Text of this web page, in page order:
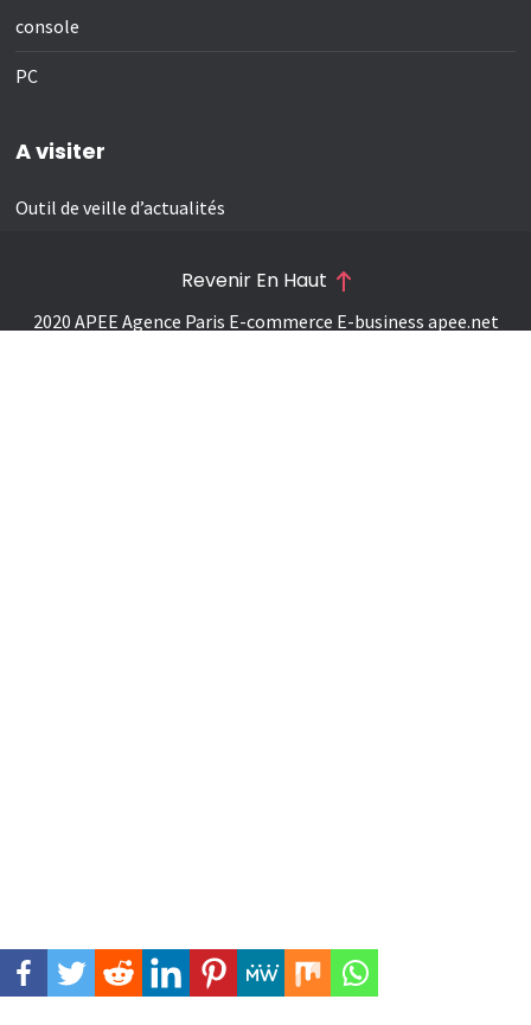
console
PC
A visiter
Outil de veille d’actualités
2020 APEE Agence Paris E-commerce E-business apee.net
Revenir En Haut